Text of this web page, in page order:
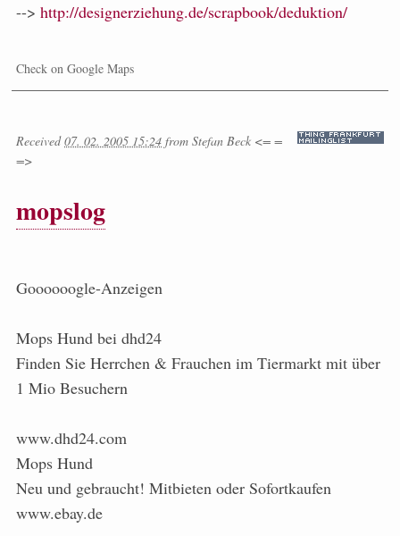
--> http://designerziehung.de/scrapbook/deduktion/
Check on Google Maps
Received07. 02. 2005 15:24 from Stefan Beck <= =
=>
mopslog
Goooooogle-Anzeigen
Mops Hund bei dhd24
Finden Sie Herrchen & Frauchen im Tiermarkt mit über
1 Mio Besuchern
www.dhd24.com
Mops Hund
Neu und gebraucht! Mitbieten oder Sofortkaufen
www.ebay.de